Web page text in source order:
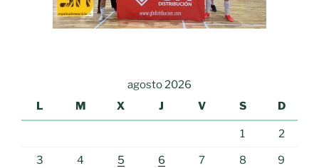
agosto 2026
L
M X J V S D
1 2
3 4 5 6 7 8 9